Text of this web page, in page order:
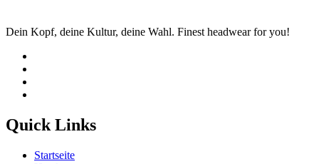
Dein Kopf, deine Kultur, deine Wahl. Finest headwear for you!
Quick Links
Startseite